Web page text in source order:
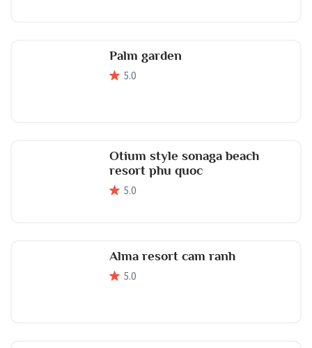
Palm garden
5.0
Otium style sonaga beach
resort phu quoc
5.0
Alma resort cam ranh
5.0